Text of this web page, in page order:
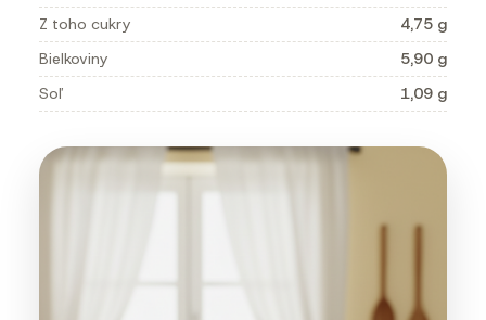
Z toho cukry
4,75 g
Bielkoviny
5,90 g
Soľ
1,09 g